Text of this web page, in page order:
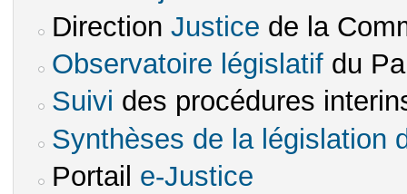
Direction Justice (le lien est externe)
de la
Observatoire législatif(le lien est
du
Suivi
(le lien est externe)
des procédures
Synthèses de la législation
Portail e-Justice